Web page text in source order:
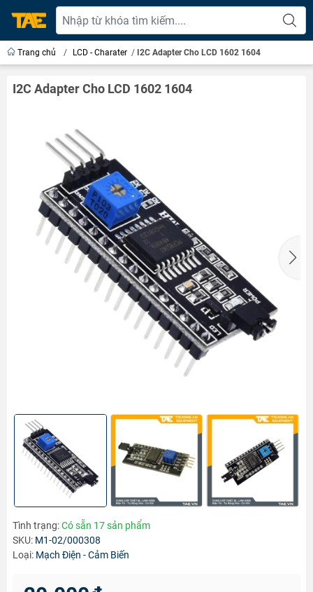
Trang chủ / LCD - Charater / I2C Adapter Cho LCD 1602 1604
I2C Adapter Cho LCD 1602 1604
Tình trạng:Có sẵn 17 sản phẩm
SKU: M1-02/000308
Loại: Mạch Điện - Cảm Biến